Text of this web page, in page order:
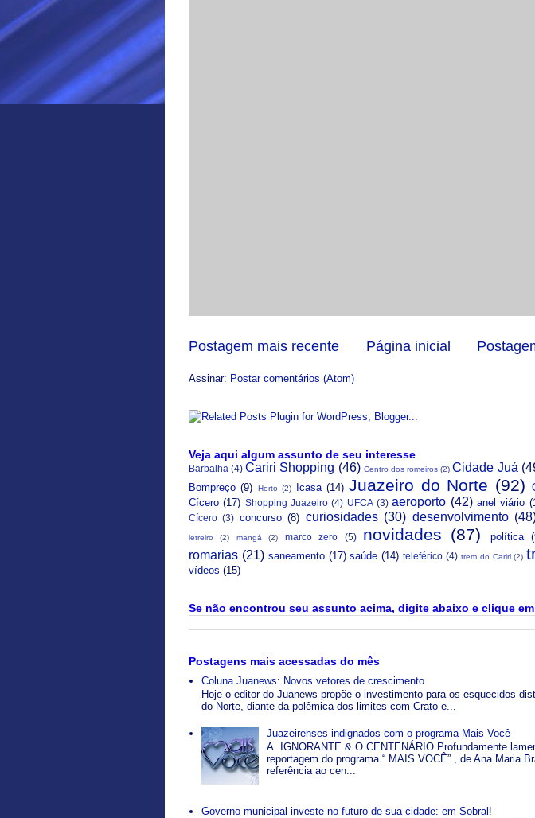
Postagem mais recente Página inicial
Assinar: Postar comentários (Atom)
Veja aqui algum assunto de seu interesse
Barbalha (4) Cariri Shopping (46) Centro dos romeiros (2) Cidade Juá
Bompreço (9) Horto (2) Icasa (14) Juazeiro do Norte (92)
Cícero (17) Shopping Juazeiro (4) UFCA (3) aeroporto (42) anel viário
Cícero (3) concurso (8) curiosidades (30) desenvolvimento
letreiro (2) mangá (2) marco zero (5) novidades (87) política
romarias (21) saneamento (17) saúde (14) teleférico (4) trem do Cariri (2)
vídeos (15)
Se não encontrou seu assunto acima, digite abaixo e clique
Postagens mais acessadas do mês
Coluna Juanews: Novos vetores de crescimento
Hoje o editor do Juanews propõe o investimento para os esquecidos
do Norte, diante da polêmica dos limites com Crato e...
Juazeirenses indignados com o programa Mais Você
A IGNORANTE & O CENTENÁRIO Profundamente
reportagem do programa “ MAIS VOCÊ” , de Ana Maria
referência ao cen...
Governo municipal investe no futuro de sua cidade: em Sobral!